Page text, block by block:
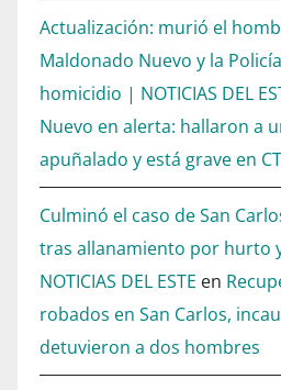
Actualización: murió el
Maldonado Nuevo y la
homicidio | NOTICIAS DEL
Nuevo en alerta: hallaron a
apuñalado y está grave en
Culminó el caso de San
tras allanamiento por hurto
NOTICIAS DEL ESTE en
robados en San Carlos,
detuvieron a dos hombres